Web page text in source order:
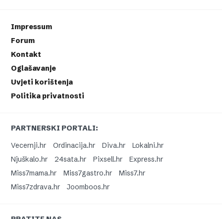
Impressum
Forum
Kontakt
Oglašavanje
Uvjeti korištenja
Politika privatnosti
PARTNERSKI PORTALI:
Vecernji.hr
Ordinacija.hr Diva.hr
Lokalni.hr
Njuškalo.hr
24sata.hr Pixsell.hr
Express.hr
Miss7mama.hr
Miss7gastro.hr
Miss7.hr
Miss7zdrava.hr
Joomboos.hr